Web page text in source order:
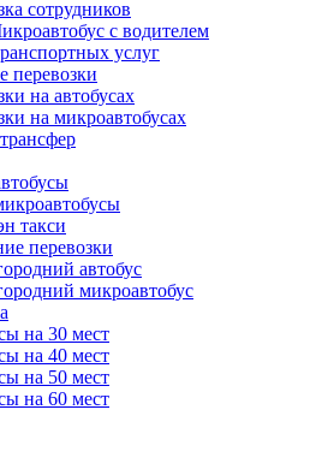
сотрудников
с водителем
услуг
перевозки
на автобусах
на микроавтобусах
такси
перевозки
автобус
микроавтобус
на 30 мест
на 40 мест
на 50 мест
на 60 мест